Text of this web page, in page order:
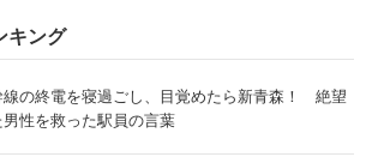
キング
線の終電を寝過ごし、目覚めたら新青森！ 絶望
男性を救った駅員の言葉